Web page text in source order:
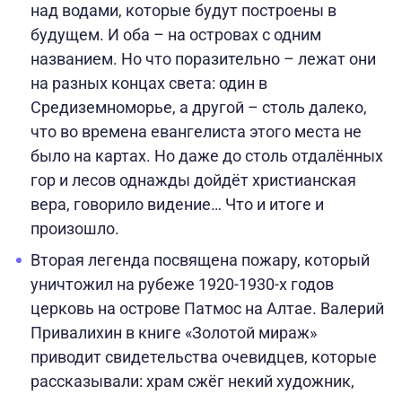
над водами, которые будут построены в
будущем. И оба – на островах с одним
названием. Но что поразительно – лежат они
на разных концах света: один в
Средиземноморье, а другой – столь далеко,
что во времена евангелиста этого места не
было на картах. Но даже до столь отдалённых
гор и лесов однажды дойдёт христианская
вера, говорило видение… Что и итоге и
произошло.
Вторая легенда посвящена пожару, который
уничтожил на рубеже 1920-1930-х годов
церковь на острове Патмос на Алтае. Валерий
Привалихин в книге «Золотой мираж»
приводит свидетельства очевидцев, которые
рассказывали: храм сжёг некий художник,